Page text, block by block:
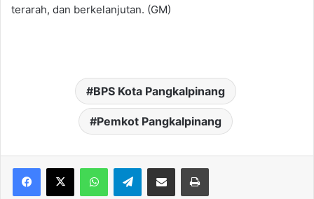
terarah, dan berkelanjutan. (GM)
BPS Kota Pangkalpinang
Pemkot Pangkalpinang
WhatsAppTelegramShare via Email Print